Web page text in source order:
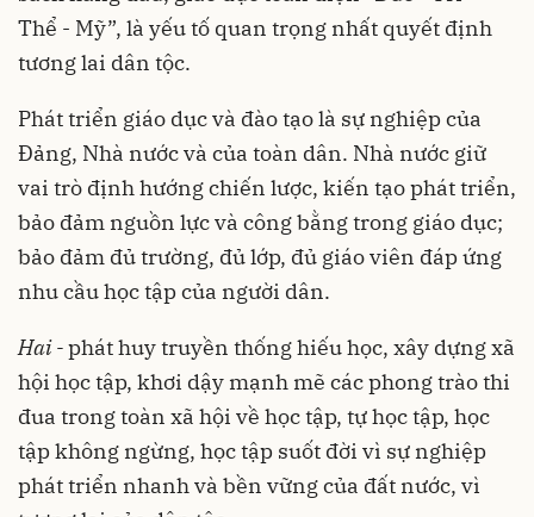
Thể - Mỹ”, là yếu tố quan trọng nhất quyết định
tương lai dân tộc.
Phát triển giáo dục và đào tạo là sự nghiệp của
Đảng, Nhà nước và của toàn dân. Nhà nước giữ
vai trò định hướng chiến lược, kiến tạo phát triển,
bảo đảm nguồn lực và công bằng trong giáo dục;
bảo đảm đủ trường, đủ lớp, đủ giáo viên đáp ứng
nhu cầu học tập của người dân.
Hai -phát huy truyền thống hiếu học, xây dựng xã
hội học tập, khơi dậy mạnh mẽ các phong trào thi
đua trong toàn xã hội về học tập, tự học tập, học
tập không ngừng, học tập suốt đời vì sự nghiệp
phát triển nhanh và bền vững của đất nước, vì